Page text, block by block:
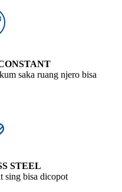
saka ruang njero bisa
STEEL
sing bisa dicopot